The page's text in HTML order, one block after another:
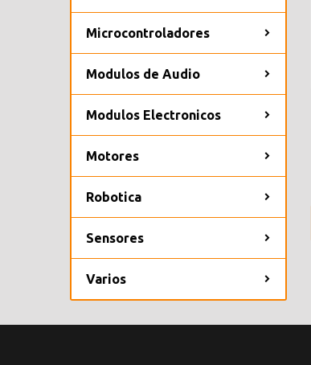
Microcontroladores
Modulos de Audio
Modulos Electronicos
Motores
Robotica
Sensores
Varios